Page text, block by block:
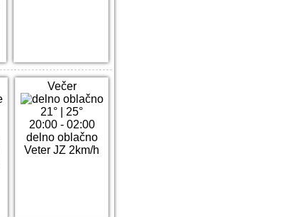
Večer
21°
25°
20:00 - 02:00
delno oblačno
Veter JZ 2km/h